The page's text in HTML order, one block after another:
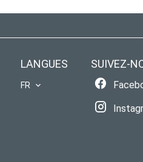
LANGUES
FR
SUIVEZ-